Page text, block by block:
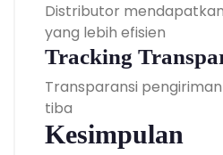
Distributor
yang lebih efisien
Tracking
Transparansi
tiba
Kesimpulan